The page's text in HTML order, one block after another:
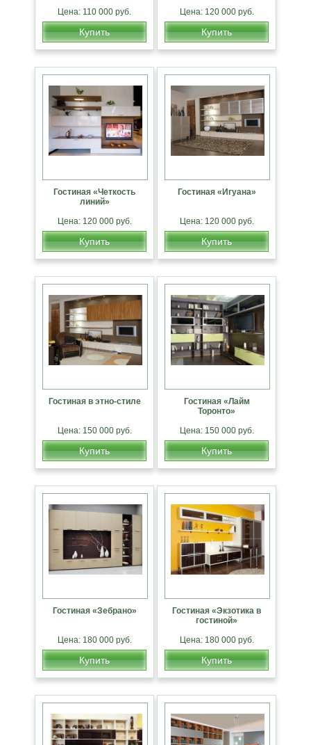
Цена: 110 000 руб.
Купить
Цена: 120 000 руб.
Купить
Гостиная «Четкость
линий»
Цена: 120 000 руб.
Купить
Гостиная «Игуана»
Цена: 120 000 руб.
Купить
Гостиная в этно-стиле
Цена: 150 000 руб.
Купить
Гостиная «Лайм
Торонто»
Цена: 150 000 руб.
Купить
Гостиная «Зебрано»
Цена: 180 000 руб.
Купить
Гостиная «Экзотика в
гостиной»
Цена: 180 000 руб.
Купить